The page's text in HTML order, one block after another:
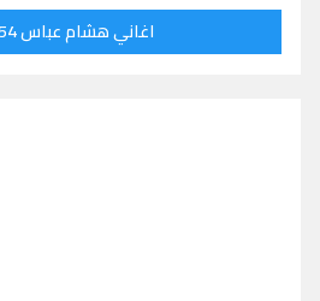
اغاني هشام عباس 154 اغنية